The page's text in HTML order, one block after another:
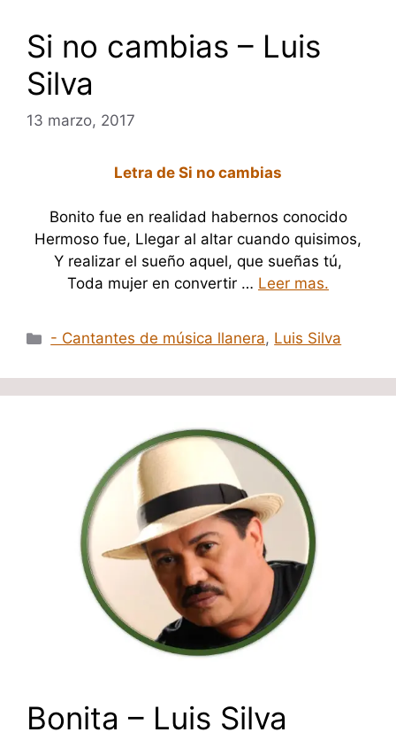
Si no cambias – Luis
Silva
13 marzo, 2017
Letra de Si no cambias
Bonito fue en realidad habernos conocido
Hermoso fue, Llegar al altar cuando quisimos,
Y realizar el sueño aquel, que sueñas tú,
Toda mujer en convertir … Leer mas.
Categorías
- Cantantes de música llanera, Luis Silva
Bonita – Luis Silva